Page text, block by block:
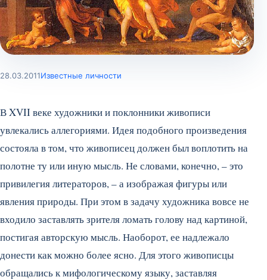
28.03.2011Известные личности
В XVII веке художники и поклонники живописи
увлекались аллегориями. Идея подобного произведения
состояла в том, что живописец должен был воплотить на
полотне ту или иную мысль. Не словами, конечно, – это
привилегия литераторов, – а изображая фигуры или
явления природы. При этом в задачу художника вовсе не
входило заставлять зрителя ломать голову над картиной,
постигая авторскую мысль. Наоборот, ее надлежало
донести как можно более ясно. Для этого живописцы
обращались к мифологическому языку, заставляя